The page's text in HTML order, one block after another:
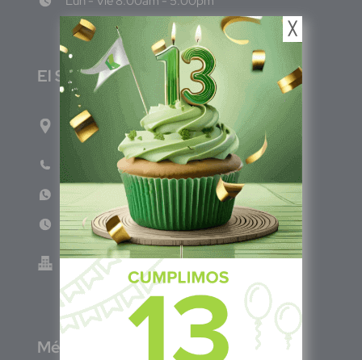
El Salvador
1ro Cll Pte, y 61 Av Nte, #3206, Local 9, San
Salvador Centro
Teléfono: +503 6986 1402
WhatsApp: +503 7687 3923
Lun - Vie 8:00am - 5:00pm
Green Know S.A de C.V - El Salvador 0614-
220118-102-0
México
╳